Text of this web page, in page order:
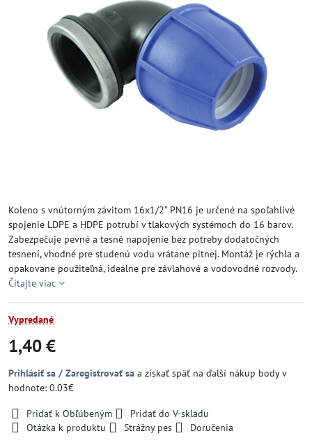
Koleno s vnútorným závitom 16x1/2” PN16 je určené na spoľahlivé
spojenie LDPE a HDPE potrubí v tlakových systémoch do 16 barov.
Zabezpečuje pevné a tesné napojenie bez potreby dodatočných
tesnení, vhodné pre studenú vodu vrátane pitnej. Montáž je rýchla a
opakovane použiteľná, ideálne pre závlahové a vodovodné rozvody.
Čítajte viac
Vypredané
1,40 €
Prihlásiť sa / Zaregistrovať sa a získať späť na ďalší nákup body v
hodnote: 0.03€
Pridať k Obľúbeným
Pridať do V-skladu
Otázka k produktu
Strážny pes
Doručenia